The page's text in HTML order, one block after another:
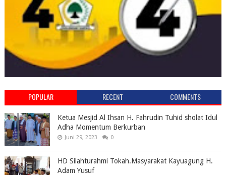
POPULAR RECENT COMMENTS
Ketua Mesjid Al Ihsan H. Fahrudin Tuhid sholat Idul
Adha Momentum Berkurban
Juni 29, 2023 0
HD Silahturahmi Tokah.Masyarakat Kayuagung H.
Adam Yusuf